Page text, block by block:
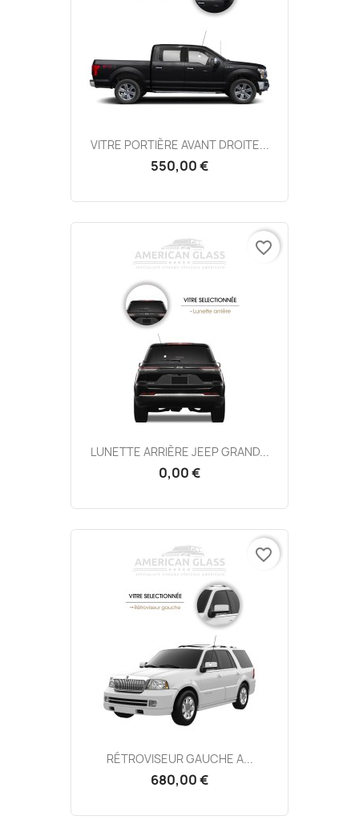
VITRE PORTIÈRE AVANT DROITE...
550,00 €
LUNETTE ARRIÈRE JEEP GRAND...
0,00 €
favorite_border
RÉTROVISEUR GAUCHE A...
680,00 €
favorite_border